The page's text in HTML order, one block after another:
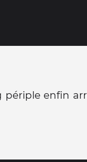
enfin